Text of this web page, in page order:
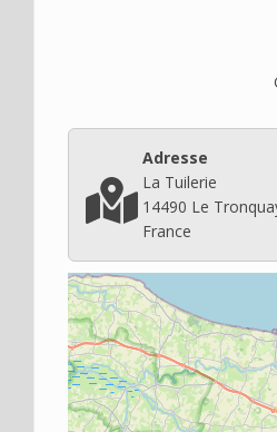
Adresse
La Tuilerie
14490 Le
France